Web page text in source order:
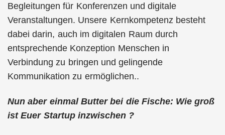
Begleitungen für Konferenzen und digitale
Veranstaltungen. Unsere Kernkompetenz besteht
dabei darin, auch im digitalen Raum durch
entsprechende Konzeption Menschen in
Verbindung zu bringen und gelingende
Kommunikation zu ermöglichen..
Nun aber einmal Butter bei die Fische: Wie groß
ist Euer Startup inzwischen ?